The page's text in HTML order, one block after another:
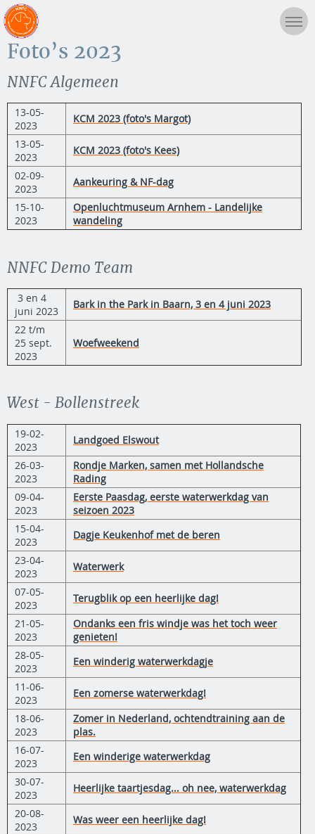
Foto’s 2023
NNFC Algemeen
13-05-
2023
KCM 2023 (foto's Margot)
13-05-
2023
KCM 2023 (foto's Kees)
02-09-
2023
Aankeuring & NF-dag
15-10-
2023
Openluchtmuseum Arnhem - Landelijke
wandeling
NNFC Demo Team
3 en 4
juni 2023
Bark in the Park in Baarn, 3 en 4 juni 2023
22 t/m
25 sept.
2023
Woefweekend
West - Bollenstreek
19-02-
2023
Landgoed Elswout
26-03-
2023
Rondje Marken, samen met Hollandsche
Rading
09-04-
2023
Eerste Paasdag, eerste waterwerkdag van
seizoen 2023
15-04-
2023
Dagje Keukenhof met de beren
23-04-
2023
Waterwerk
07-05-
2023
Terugblik op een heerlijke dag!
21-05-
2023
Ondanks een fris windje was het toch weer
genieten!
28-05-
2023
Een winderig waterwerkdagje
11-06-
2023
Een zomerse waterwerkdag!
18-06-
2023
Zomer in Nederland, ochtendtraining aan de
plas.
16-07-
2023
Een winderige waterwerkdag
30-07-
2023
Heerlijke taartjesdag... oh nee, waterwerkdag
20-08-
2023
Was weer een heerlijke dag!